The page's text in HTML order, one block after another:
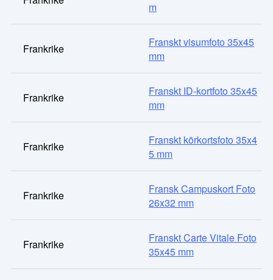
m
Frankrike
Franskt visumfoto 35x45
mm
Frankrike
Franskt ID-kortfoto 35x45
mm
Frankrike
Franskt körkortsfoto 35x4
5 mm
Frankrike
Fransk Campuskort Foto
26x32 mm
Frankrike
Franskt Carte Vitale Foto
35x45 mm